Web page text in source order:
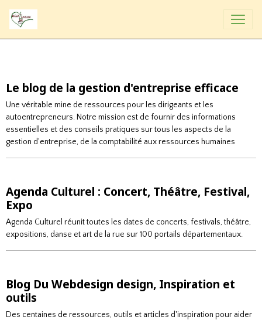
Le blog de la gestion d'entreprise efficace
Une véritable mine de ressources pour les dirigeants et les
autoentrepreneurs. Notre mission est de fournir des informations
essentielles et des conseils pratiques sur tous les aspects de la
gestion d'entreprise, de la comptabilité aux ressources humaines
Agenda Culturel : Concert, Théâtre, Festival,
Expo
Agenda Culturel réunit toutes les dates de concerts, festivals, théâtre,
expositions, danse et art de la rue sur 100 portails départementaux.
Blog Du Webdesign design, Inspiration et
outils
Des centaines de ressources, outils et articles d'inspiration pour aider